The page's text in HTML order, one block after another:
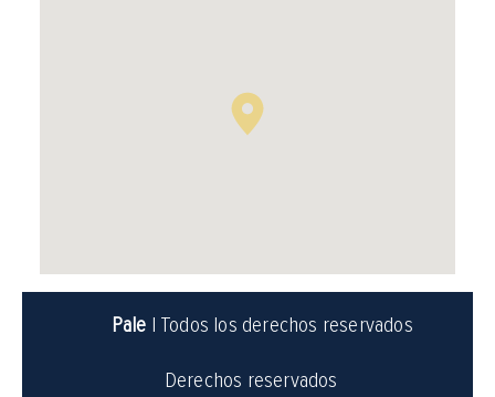
Pale | Todos los derechos reservados
Derechos reservados